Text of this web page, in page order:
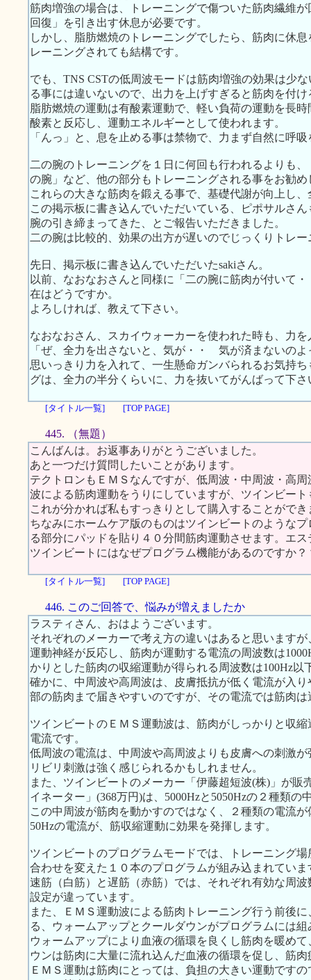
筋肉増強の場合は、トレーニングで傷ついた筋肉繊維
回復」を引き出す休息が必要です。
しかし、脂肪燃焼のトレーニングでしたら、筋肉に休
レーニングされても結構です。
でも、TNS CSTの低周波モードは筋肉増強の効果は少
る事には違いないので、出力を上げすぎると筋肉を付
脂肪燃焼の運動は有酸素運動で、軽い負荷の運動を長
酸素と反応し、運動エネルギーとして使われます。
「んっ」と、息を止める事は禁物で、力まず自然に呼
二の腕のトレーニングを１日に何回も行われるよりも
の腕」など、他の部分もトレーニングされる事をお勧め
これらの大きな筋肉を鍛える事で、基礎代謝が向上し
この掲示板に書き込んでいただいている、ピポサルさ
腕の引き締まってきた、とご報告いただきました。
二の腕は比較的、効果の出方が遅いのでじっくりトレ
先日、掲示板に書き込んでいただいたsakiさん。
以前、なおなおさんと同様に「二の腕に筋肉が付いて
在はどうですか。
よろしければ、教えて下さい。
なおなおさん、スカイウォーカーを使われた時も、力
「ぜ、全力を出さないと、気が・・ 気が済まないのよ
思いっきり力を入れて、一生懸命ガンバられるお気持
グは、全力の半分くらいに、力を抜いてがんばって下さ
[タイトル一覧] [TOP PAGE]
445. （無題）
こんばんは。お返事ありがとうございました。
あと一つだけ質問したいことがあります。
テクトロンもＥＭＳなんですが、低周波・中周波・高
波による筋肉運動をうりにしていますが、ツインビー
これが分かれば私もすっきりとして購入することができ
ちなみにホームケア版のものはツインビートのような
る部分にパッドを貼り４０分間筋肉運動させます。エ
ツインビートにはなぜプログラム機能があるのですか？
[タイトル一覧] [TOP PAGE]
446. このご回答で、悩みが増えましたか
ラスティさん、おはようございます。
それぞれのメーカーで考え方の違いはあると思います
運動神経が反応し、筋肉が運動する電流の周波数は
かりとした筋肉の収縮運動が得られる周波数は100Hz以
確かに、中周波や高周波は、皮膚抵抗が低く電流が入
部の筋肉まで届きやすいのですが、その電流では筋肉
ツインビートのＥＭＳ運動波は、筋肉がしっかりと収
電流です。
低周波の電流は、中周波や高周波よりも皮膚への刺激
リビリ刺激は強く感じられるかもしれません。
また、ツインビートのメーカー「伊藤超短波(株)」が
イネーター」(368万円)は、5000Hzと5050Hzの２種類の
この中周波が筋肉を動かすのではなく、２種類の電流
50Hzの電流が、筋収縮運動に効果を発揮します。
ツインビートのプログラムモードでは、トレーニング
合わせを変えた１０本のプログラムが組み込まれていま
速筋（白筋）と遅筋（赤筋）では、それぞれ有効な周
設定が違っています。
また、ＥＭＳ運動波による筋肉トレーニング行う前後
る、ウォームアップとクールダウンがプログラムには
ウォームアップにより血液の循環を良くし筋肉を暖め
ウンは筋肉に大量に流れ込んだ血液の循環を促し、筋
ＥＭＳ運動は筋肉にとっては、負担の大きい運動です